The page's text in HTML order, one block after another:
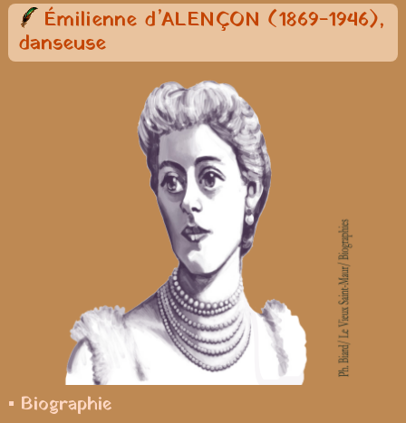
Émilienne d’ALENÇON (1869-1946),
danseuse
▪ Biographie